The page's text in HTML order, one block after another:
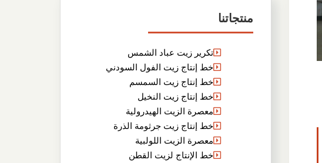
منتجاتنا
تكرير زيت عباد الشمس
خط إنتاج زيت الفول السودني
خط إنتاج زيت السمسم
خط إنتاج زيت النخيل
معصرة الزيت الهيدرولية
خط إنتاج زيت جرثومة الذرة
معصرة الزيت اللولبية
خط الإنتاج لزيت القطن